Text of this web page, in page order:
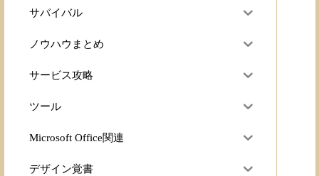
サバイバル
ノウハウまとめ
サービス攻略
ツール
Microsoft Office関連
デザイン覚書